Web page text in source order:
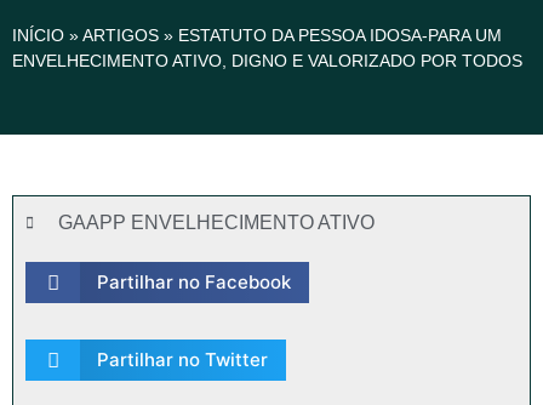
INÍCIO »ARTIGOS » ESTATUTO DA PESSOA IDOSA-PARA UM
ENVELHECIMENTO ATIVO, DIGNO E VALORIZADO POR TODOS
GAAPP ENVELHECIMENTO ATIVO
Partilhar no Facebook
Partilhar no Twitter